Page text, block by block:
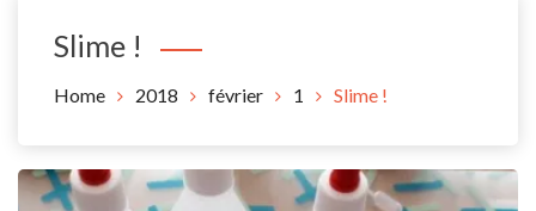
Slime !
Home 2018 février 1 Slime !